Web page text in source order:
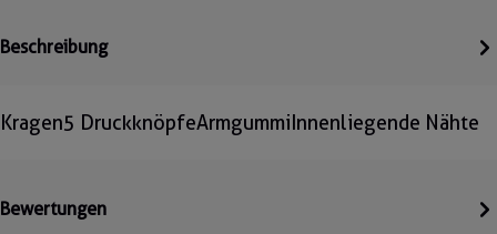
Beschreibung
Kragen5 DruckknöpfeArmgummiInnenliegende Nähte
Bewertungen